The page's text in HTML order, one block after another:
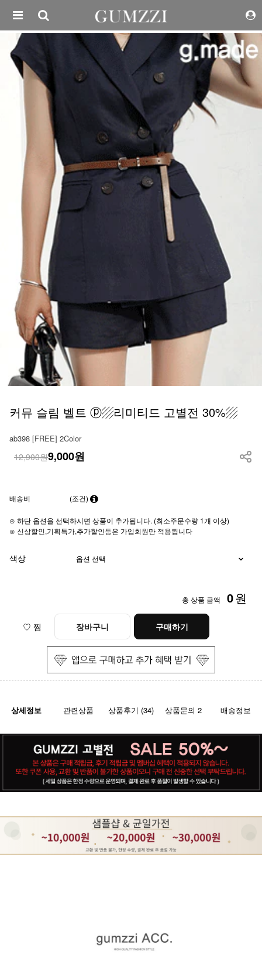
커뮤 슬림 벨트 ⓟ▨리미티드 고별전 30%▨
ab398 [FREE] 2Color
12,900원9,000원
배송비 (조건)
⊙ 하단 옵션을 선택하시면 상품이 추가됩니다. (최소주문수량 1개 이상)
⊙ 신상할인,기획특가,추가할인등은 가입회원만 적용됩니다
색상
총 상품 금액 0원
♡ 찜 장바구니 구매하기
상세정보 관련상품 상품후기 (34) 상품문의 2 배송정보